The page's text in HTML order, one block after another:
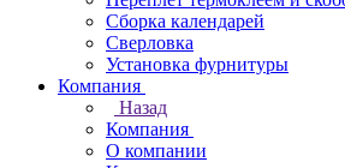
Сборка календарей
Сверловка
Установка фурнитуры
Компания
Назад
Компания
О компании